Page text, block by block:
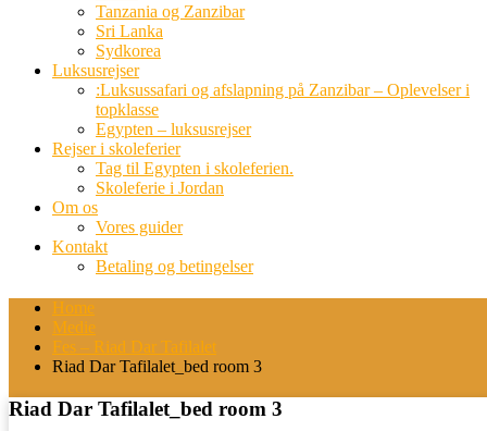
Tanzania og Zanzibar
Sri Lanka
Sydkorea
Luksusrejser
:Luksussafari og afslapning på Zanzibar – Oplevelser i
topklasse
Egypten – luksusrejser
Rejser i skoleferier
Tag til Egypten i skoleferien.
Skoleferie i Jordan
Om os
Vores guider
Kontakt
Betaling og betingelser
Home
Medie
Fes – Riad Dar Tafilalet
Riad Dar Tafilalet_bed room 3
Riad Dar Tafilalet_bed room 3